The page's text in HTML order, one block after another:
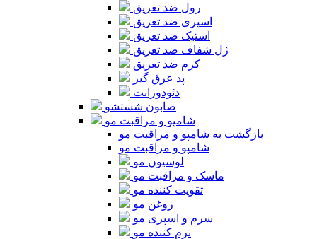
رول ضد تعریق
اسپری ضد تعریق
استیک ضد تعریق
ژل شفاف ضد تعریق
کرم ضد تعریق
پد عرق گیر
دئودورانت
صابون شستشو
شامپو و مراقبت مو
بازگشت به شامپو و مراقبت مو
شامپو و مراقبت مو
لوسیون مو
ماسک و مراقبت مو
تقویت کننده مو
روغن مو
سرم و اسپری مو
نرم کننده مو